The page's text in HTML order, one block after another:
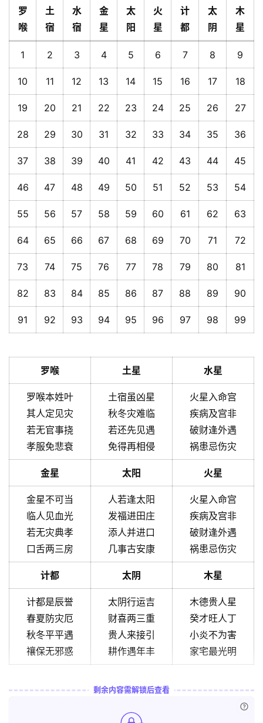
罗
喉
土
宿
水
宿
金
星
太
阳
火
星
计
都
太
阴
木
星
1 2 3 4 5 6 7 8 9
10 11 12 13 14 15 16 17 18
19 20 21 22 23 24 25 26 27
28 29 30 31 32 33 34 35 36
37 38 39 40 41 42 43 44 45
46 47 48 49 50 51 52 53 54
55 56 57 58 59 60 61 62 63
64 65 66 67 68 69 70 71 72
73 74 75 76 77 78 79 80 81
82 83 84 85 86 87 88 89 90
91 92 93 94 95 96 97 98 99
罗喉 土星 水星
罗喉本姓叶
其人定见灾
若无官事挠
孝服免悲衰
土宿虽凶星
秋冬灾难临
若还先见遇
免得再相侵
火星入命宫
疾病及宫非
破财逢外遇
祸患忌伤灾
金星 太阳 火星
金星不可当
临人见血光
若无灾典孝
口舌两三房
人若逢太阳
发福进田庄
添人并进口
几事古安康
火星入命宫
疾病及宫非
破财逢外遇
祸患忌伤灾
计都 太阴 木星
计都是辰誉
春夏防灾厄
秋冬平平遇
禳保无邪惑
太阴行运吉
财喜两三重
贵人来接引
耕作遇年丰
木德贵人星
癸才旺人丁
小炎不为害
家宅最光明
剩余内容需解锁后查看